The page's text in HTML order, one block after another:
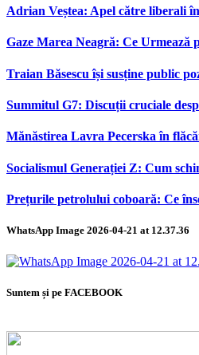
Adrian Veștea: Apel către liberali
Gaze Marea Neagră: Ce
Traian Băsescu își susține public
Summitul G7: Discuții cruciale
Mănăstirea Lavra Pecerska în
Socialismul Generației Z: Cum
Prețurile petrolului coboară: Ce
WhatsApp Image 2026-04-21 at 12.37.36
Suntem și pe FACEBOOK